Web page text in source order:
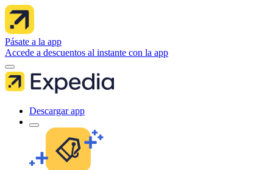
Pásate a la app
Accede a descuentos al instante con la app
Descargar app